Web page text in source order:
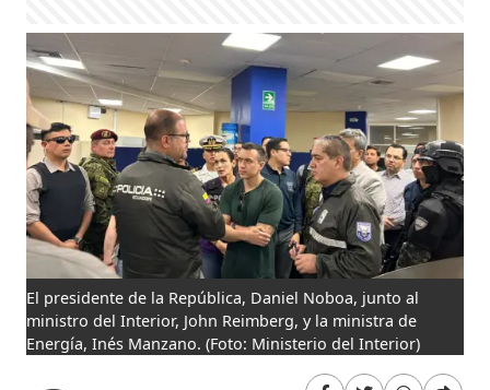
El presidente de la República, Daniel Noboa, junto al
ministro del Interior, John Reimberg, y la ministra de
Energía, Inés Manzano. (Foto: Ministerio del Interior)